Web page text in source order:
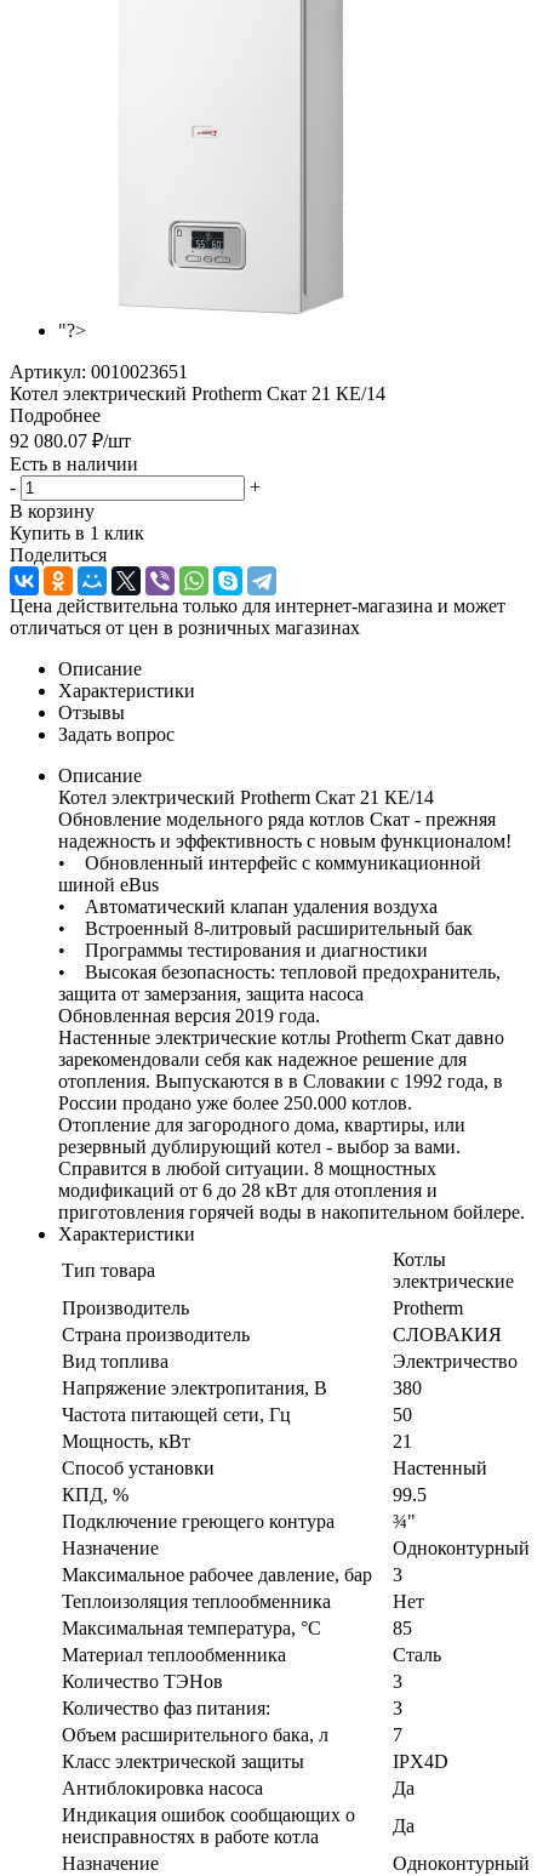
"?>
Артикул: 0010023651
Котел электрический Protherm Скат 21 КE/14
Подробнее
92 080.07 ₽/шт
Есть в наличии
-
+
В корзину
Купить в 1 клик
Поделиться
Цена действительна только для интернет-магазина и может
отличаться от цен в розничных магазинах
Описание
Характеристики
Отзывы
Задать вопрос
Описание
Котел электрический Protherm Скат 21 КE/14
Обновление модельного ряда котлов Скат - прежняя
надежность и эффективность с новым функционалом!
• Обновленный интерфейс с коммуникационной
шиной eBus
• Автоматический клапан удаления воздуха
• Встроенный 8-литровый расширительный бак
• Программы тестирования и диагностики
• Высокая безопасность: тепловой предохранитель,
защита от замерзания, защита насоса
Обновленная версия 2019 года.
Настенные электрические котлы Protherm Скат давно
зарекомендовали себя как надежное решение для
отопления. Выпускаются в в Словакии с 1992 года, в
России продано уже более 250.000 котлов.
Отопление для загородного дома, квартиры, или
резервный дублирующий котел - выбор за вами.
Справится в любой ситуации. 8 мощностных
модификаций от 6 до 28 кВт для отопления и
приготовления горячей воды в накопительном бойлере.
Характеристики
Тип товара
Котлы
электрические
Производитель
Protherm
Страна производитель
СЛОВАКИЯ
Вид топлива
Электричество
Напряжение электропитания, В
380
Частота питающей сети, Гц
50
Мощность, кВт
21
Способ установки
Настенный
КПД, %
99.5
Подключение греющего контура
¾"
Назначение
Одноконтурный
Максимальное рабочее давление, бар
3
Теплоизоляция теплообменника
Нет
Максимальная температура, °C
85
Материал теплообменника
Сталь
Количество ТЭНов
3
Количество фаз питания:
3
Объем расширительного бака, л
7
Класс электрической защиты
IPX4D
Антиблокировка насоса
Да
Индикация ошибок сообщающих о
неисправностях в работе котла
Да
Назначение
Одноконтурный